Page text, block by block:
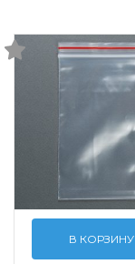
В КОРЗИНУ